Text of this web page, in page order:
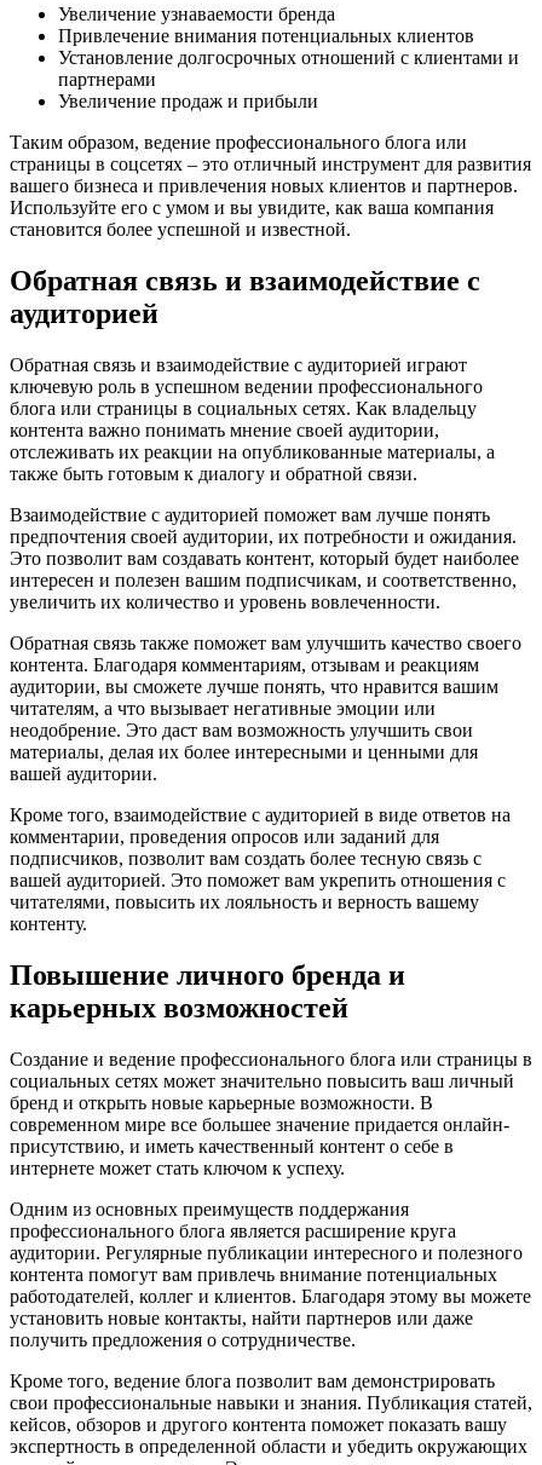
Увеличение узнаваемости бренда
Привлечение внимания потенциальных клиентов
Установление долгосрочных отношений с клиентами и
партнерами
Увеличение продаж и прибыли
Таким образом, ведение профессионального блога или
страницы в соцсетях – это отличный инструмент для развития
вашего бизнеса и привлечения новых клиентов и партнеров.
Используйте его с умом и вы увидите, как ваша компания
становится более успешной и известной.
Обратная связь и взаимодействие с
аудиторией
Обратная связь и взаимодействие с аудиторией играют
ключевую роль в успешном ведении профессионального
блога или страницы в социальных сетях. Как владельцу
контента важно понимать мнение своей аудитории,
отслеживать их реакции на опубликованные материалы, а
также быть готовым к диалогу и обратной связи.
Взаимодействие с аудиторией поможет вам лучше понять
предпочтения своей аудитории, их потребности и ожидания.
Это позволит вам создавать контент, который будет наиболее
интересен и полезен вашим подписчикам, и соответственно,
увеличить их количество и уровень вовлеченности.
Обратная связь также поможет вам улучшить качество своего
контента. Благодаря комментариям, отзывам и реакциям
аудитории, вы сможете лучше понять, что нравится вашим
читателям, а что вызывает негативные эмоции или
неодобрение. Это даст вам возможность улучшить свои
материалы, делая их более интересными и ценными для
вашей аудитории.
Кроме того, взаимодействие с аудиторией в виде ответов на
комментарии, проведения опросов или заданий для
подписчиков, позволит вам создать более тесную связь с
вашей аудиторией. Это поможет вам укрепить отношения с
читателями, повысить их лояльность и верность вашему
контенту.
Повышение личного бренда и
карьерных возможностей
Создание и ведение профессионального блога или страницы в
социальных сетях может значительно повысить ваш личный
бренд и открыть новые карьерные возможности. В
современном мире все большее значение придается онлайн-
присутствию, и иметь качественный контент о себе в
интернете может стать ключом к успеху.
Одним из основных преимуществ поддержания
профессионального блога является расширение круга
аудитории. Регулярные публикации интересного и полезного
контента помогут вам привлечь внимание потенциальных
работодателей, коллег и клиентов. Благодаря этому вы можете
установить новые контакты, найти партнеров или даже
получить предложения о сотрудничестве.
Кроме того, ведение блога позволит вам демонстрировать
свои профессиональные навыки и знания. Публикация статей,
кейсов, обзоров и другого контента поможет показать вашу
экспертность в определенной области и убедить окружающих